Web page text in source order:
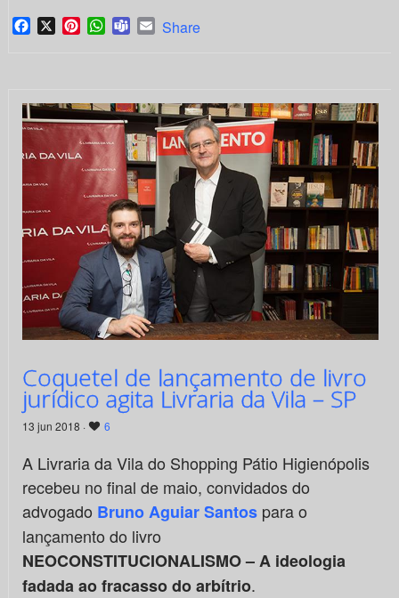
Facebook
X PinterestWhatsApp
TeamsEmail
Share
Coquetel de lançamento de livro
jurídico agita Livraria da Vila – SP
13 jun 2018 · 6
A Livraria da Vila do Shopping Pátio Higienópolis
recebeu no final de maio, convidados do
advogado Bruno Aguiar Santospara o
lançamento do livro
NEOCONSTITUCIONALISMO – A ideologia
fadada ao fracasso do arbítrio.